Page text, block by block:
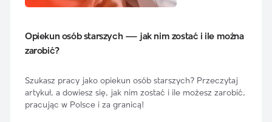
Opiekun osób starszych — jak nim zostać i ile można
zarobić?
Szukasz pracy jako opiekun osób starszych? Przeczytaj
artykuł, a dowiesz się, jak nim zostać i ile możesz zarobić,
pracując w Polsce i za granicą!